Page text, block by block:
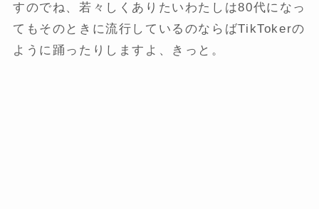
すのでね、若々しくありたいわたしは80代になっ
てもそのときに流行しているのならばTikTokerの
ように踊ったりしますよ、きっと。